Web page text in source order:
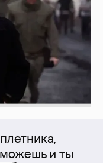
можешь и ты